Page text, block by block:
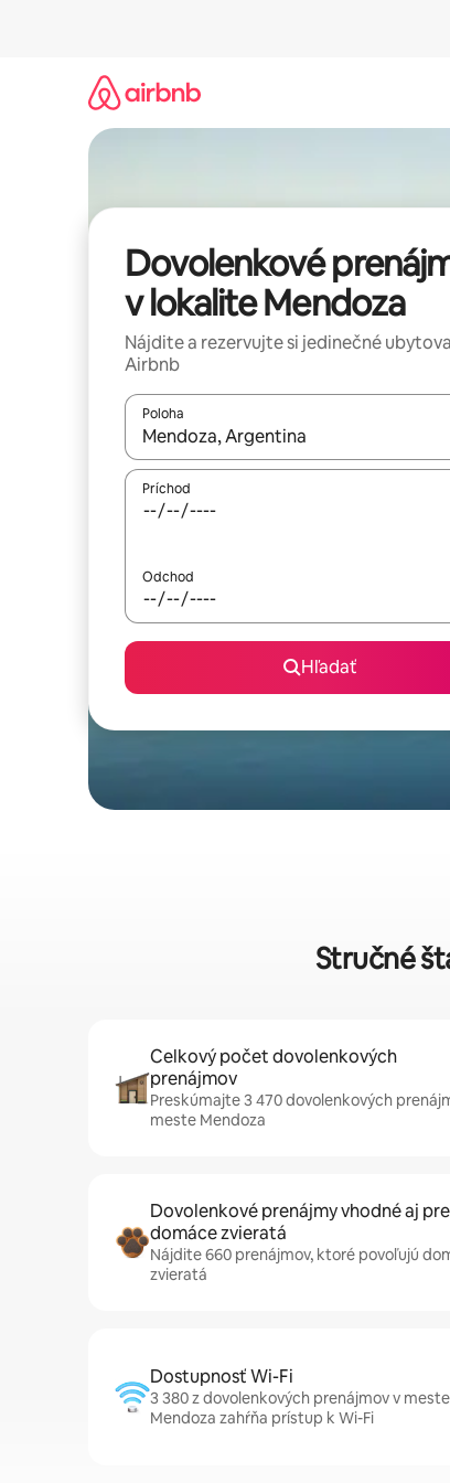
Dovolenkové
v lokalite Mendoza
Nájdite a rezervujte si jedinečné
Airbnb
Poloha
Keď budú výsledky k dispozícii, môžete si
Príchod
Odchod
Hľadať
Stručné
Celkový počet dovolenkových
prenájmov
Preskúmajte 3 470 dovolenkových
meste Mendoza
Dovolenkové prenájmy vhodné aj pre
domáce zvieratá
Nájdite 660 prenájmov, ktoré povoľujú
zvieratá
Dostupnosť Wi-Fi
3 380 z dovolenkových prenájmov v meste
Mendoza zahŕňa prístup k Wi-Fi